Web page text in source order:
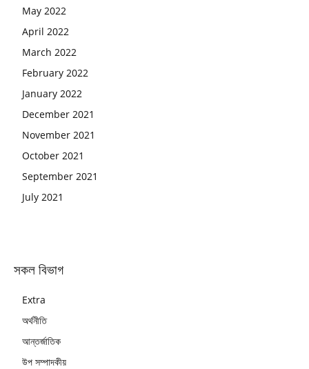
May 2022
April 2022
March 2022
February 2022
January 2022
December 2021
November 2021
October 2021
September 2021
July 2021
সকল বিভাগ
Extra
অর্থনীতি
আন্তর্জাতিক
উপ সম্পাদকীয়